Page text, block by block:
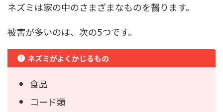
ネズミは家の中のさまざまなものを齧ります。
被害が多いのは、次の5つです。
ネズミがよくかじるもの
食品
コード類